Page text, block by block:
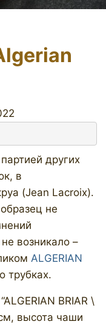
других
в
(Jean Lacroix).
не
возникало –
ALGERIAN
трубках.
BRIAR \
высота чаши